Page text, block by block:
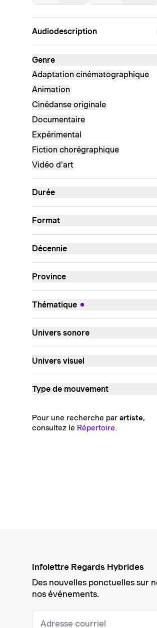
Audiodescription
Genre
Adaptation cinématographique
Animation
Cinédanse originale
Documentaire
Expérimental
Fiction chorégraphique
Vidéo d'art
Durée
Format
Décennie
Province
Thématique
Univers sonore
Univers visuel
Type de mouvement
Pour une recherche par artiste,
consultez le Répertoire.
Infolettre Regards Hybrides
Des nouvelles ponctuelles sur
nos événements.